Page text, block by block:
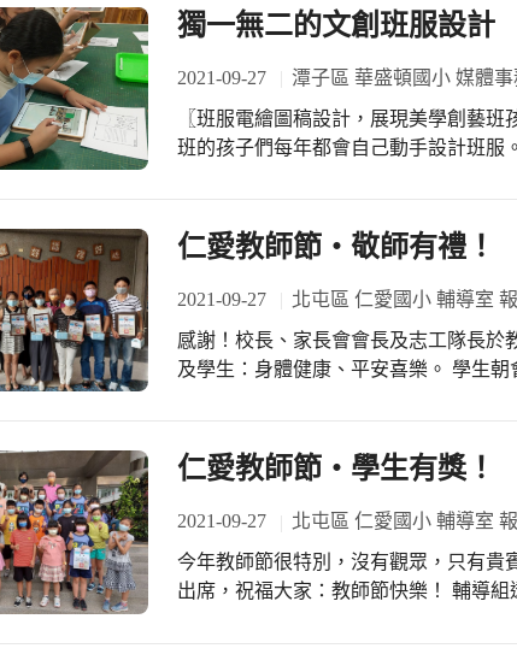
一顆星；在這個過程最重要的推手就是
子的才能，在旁給予支持鼓勵，孩子是
無怨無會的付出與愛，這場親職講座
的親師座談會，導師分享自己的教學方
長。 最後是親子互動闖關活動，為增添
子同心協力完成幸福樹指印畫，並寫上
力」，親子將球放在兩根木棍的中間，
親子在未來能攜手共學、成長。第三關
的畫面。
與家長跨越空間的限制，直接在線上進
與計畫，期待孩子們能在老師們的引導
獨一無二的文創班服設計
2021-09-27 潭子區 華盛頓國小 媒體
〖班服電繪圖稿設計，展現美學創藝班孩子
班的孩子們每年都會自己動手設計班服
的課堂中，老師也將集結全班孩子的作
騰、班級意象，變成一件獨一無二的文
仁愛教師節‧敬師有禮！
2021-09-27 北屯區 仁愛國小 輔導室
感謝！校長、家長會會長及志工隊長於
及學生：身體健康、平安喜樂。 學生朝會的敬師活動，因為防疫的關係，所有活動
對全校師生的付出與奉獻。 恭喜! 首先頒發教師部分，服務滿20年資深優良教師:陳
和宜組長、黃俊魁老師。服務滿30年資
文偉組長、翁靖媚老師、留淑津老師、
師：感謝全校教職員工的細心照顧，
與學習，在此祝福大家：教師節快樂！
仁愛教師節‧學生有獎！
2021-09-27 北屯區 仁愛國小 輔導室
今年教師節很特別，沒有觀眾，只有貴
出席，祝福大家：教師節快樂！ 輔導組透過廣播，再次提醒各類活動得獎學生到藏